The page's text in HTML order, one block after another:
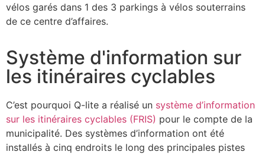
vélos garés dans 1 des 3 parkings à vélos souterrains
de ce centre d’affaires.
Système d'information sur
les itinéraires cyclables
C’est pourquoi Q-lite a réalisé un système d’information
sur les itinéraires cyclables (FRIS) pour le compte de la
municipalité. Des systèmes d’information ont été
installés à cinq endroits le long des principales pistes